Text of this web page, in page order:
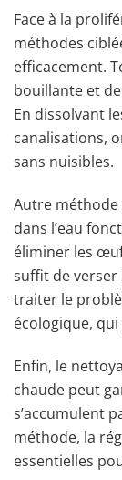
Face à la
méthodes
efficacement.
bouillante et
En dissolvant
canalisations,
sans nuisibles.
Autre méthode
dans l’eau
éliminer les
suffit de verser
traiter le
écologique,
Enfin, le
chaude peut
s’accumulent
méthode, la
essentielles